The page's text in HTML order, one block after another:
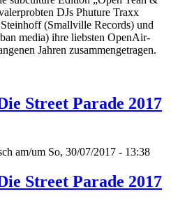
DJs Phuture Traxx
(Smallville Records) und
media) ihre liebsten OpenAir-
Jahren zusammengetragen.
Street Parade 2017
am/um So, 30/07/2017 - 13:38
Street Parade 2017